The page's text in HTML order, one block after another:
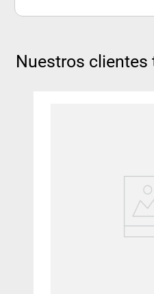
Nuestros clientes